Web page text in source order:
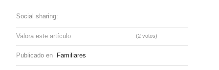
Social sharing:
Valora este artículo (2 votos)
Publicado en Familiares